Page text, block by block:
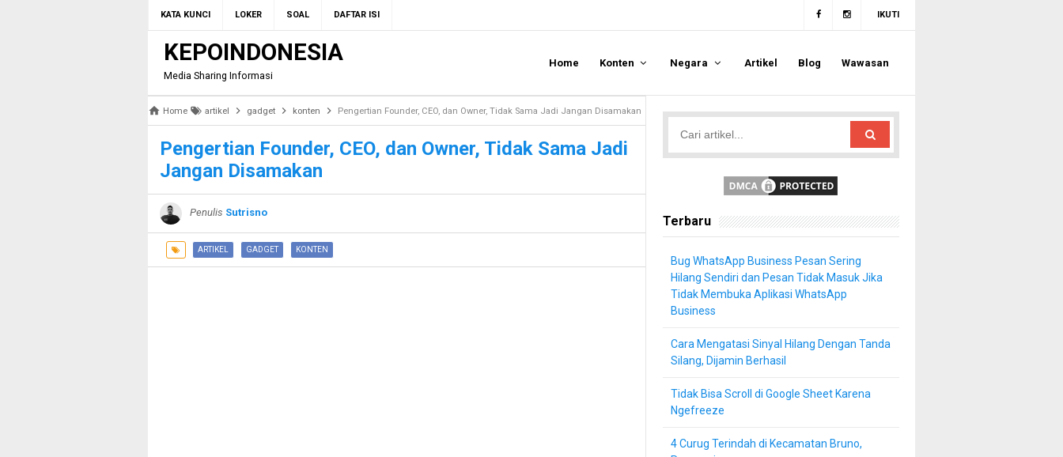
KATA KUNCI LOKER SOAL DAFTAR ISI IKUTI
KEPOINDONESIA
Media Sharing Informasi
Home Konten Negara Artikel Blog Wawasan
Home artikel gadget konten Pengertian Founder, CEO, dan Owner, Tidak Sama Jadi Jangan Disamakan
Pengertian Founder, CEO, dan Owner, Tidak Sama Jadi
Jangan Disamakan
Penulis Sutrisno
ARTIKEL GADGET KONTEN
Terbaru
Bug WhatsApp Business Pesan Sering
Hilang Sendiri dan Pesan Tidak Masuk Jika
Tidak Membuka Aplikasi WhatsApp
Business
Cara Mengatasi Sinyal Hilang Dengan Tanda
Silang, Dijamin Berhasil
Tidak Bisa Scroll di Google Sheet Karena
Ngefreeze
4 Curug Terindah di Kecamatan Bruno,